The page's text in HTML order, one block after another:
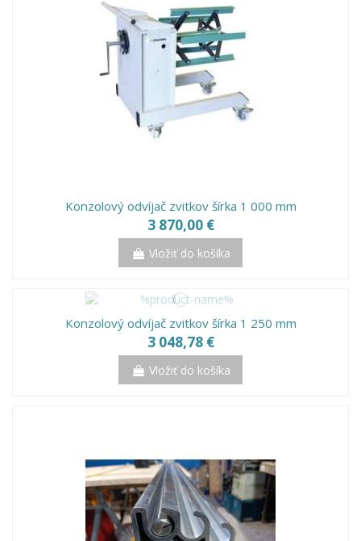
Konzolový odvíjač zvitkov šírka 1 000 mm
3 870,00 €
Vložiť do košíka
Konzolový odvíjač zvitkov šírka 1 250 mm
3 048,78 €
Vložiť do košíka